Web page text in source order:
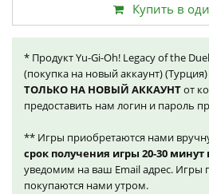
Купить в
* Продукт Yu-Gi-Oh! Legacy of the
(покупка на новый аккаунт)
ТОЛЬКО НА НОВЫЙ АККАУНТот
предоставить нам логин и пароль
** Игры приобретаются нами
срок получения игры 20-30
уведомим на ваш Email адрес.
покупаются нами утром.